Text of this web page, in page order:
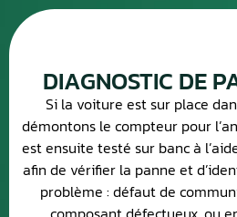
DIAGNOSTIC DE
Si la voiture est sur place
démontons le compteur pour
est ensuite testé sur banc à
afin de vérifier la panne et
problème : défaut de